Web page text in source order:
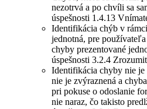
nezotrvá a po chvíli sa
úspešnosti 1.4.13
Identifikácia chýb v
jednotná, pre
chyby prezentované
úspešnosti 3.2.4
Identifikácia chyby nie je
nie je zvýraznená a
pri pokuse o odoslanie
nie naraz, čo takisto